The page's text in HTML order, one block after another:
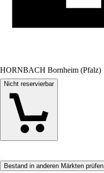
HORNBACH Bornheim (Pfalz)
Nicht reservierbar
Bestand in anderen Märkten prüfen